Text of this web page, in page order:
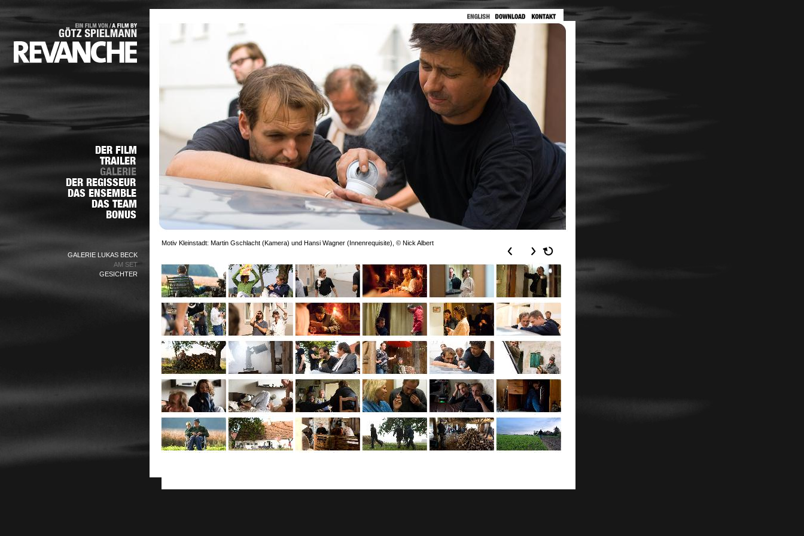
GALERIE LUKAS BECK
AM SET
GESICHTER
Motiv Kleinstadt: Martin Gschlacht (Kamera) und Hansi Wagner (Innenrequisite), © Nick Albert